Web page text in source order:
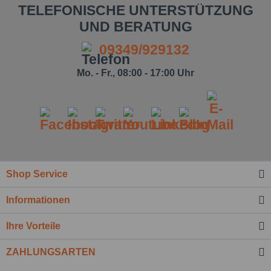
Kenntnis genommen.*
TELEFONISCHE UNTERSTÜTZUNG
UND BERATUNG
09349/929132
Mo. - Fr., 08:00 - 17:00 Uhr
Shop Service
Informationen
Ihre Vorteile
ZAHLUNGSARTEN